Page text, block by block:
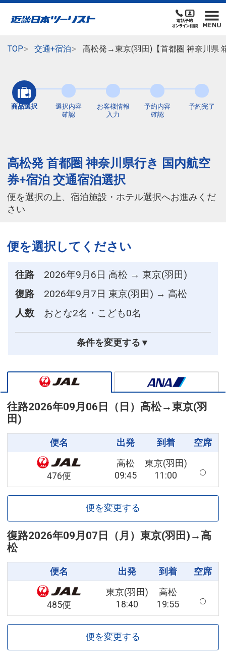
TOP 交通+宿泊 高松発→東京(羽田)【首都圏 神奈川県
商品選択
選択内容
確認
お客様情報
入力
予約内容
確認
予約完了
高松発 首都圏 神奈川県行き 国内航空
券+宿泊 交通宿泊選択
便を選択の上、宿泊施設・ホテル選択へお進みくだ
さい
便を選択してください
往路
2026年9月6日 高松 → 東京(羽田)
復路
2026年9月7日 東京(羽田) → 高松
人数
おとな2名・こども0名
条件を変更する▼
往路2026年09月06日（日） 高松→東京(羽
田)
便名 出発 到着 空席
476便
高松
09:45
東京(羽田)
11:00
便を変更する
復路2026年09月07日（月） 東京(羽田) → 高
松
便名 出発 到着 空席
485便
東京(羽田)
18:40
高松
19:55
便を変更する